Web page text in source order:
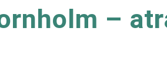
–